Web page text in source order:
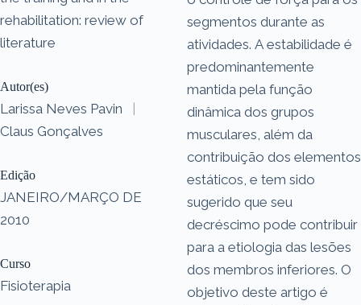
rehabilitation: review of
literature
Autor(es)
Larissa Neves Pavin
|
Claus Gonçalves
Edição
JANEIRO/MARÇO DE
2010
Curso
Fisioterapia
segmentos durante as
atividades. A estabilidade é
predominantemente
mantida pela função
dinâmica dos grupos
musculares, além da
contribuição dos elementos
estáticos, e tem sido
sugerido que seu
decréscimo pode contribuir
para a etiologia das lesões
dos membros inferiores. O
objetivo deste artigo é